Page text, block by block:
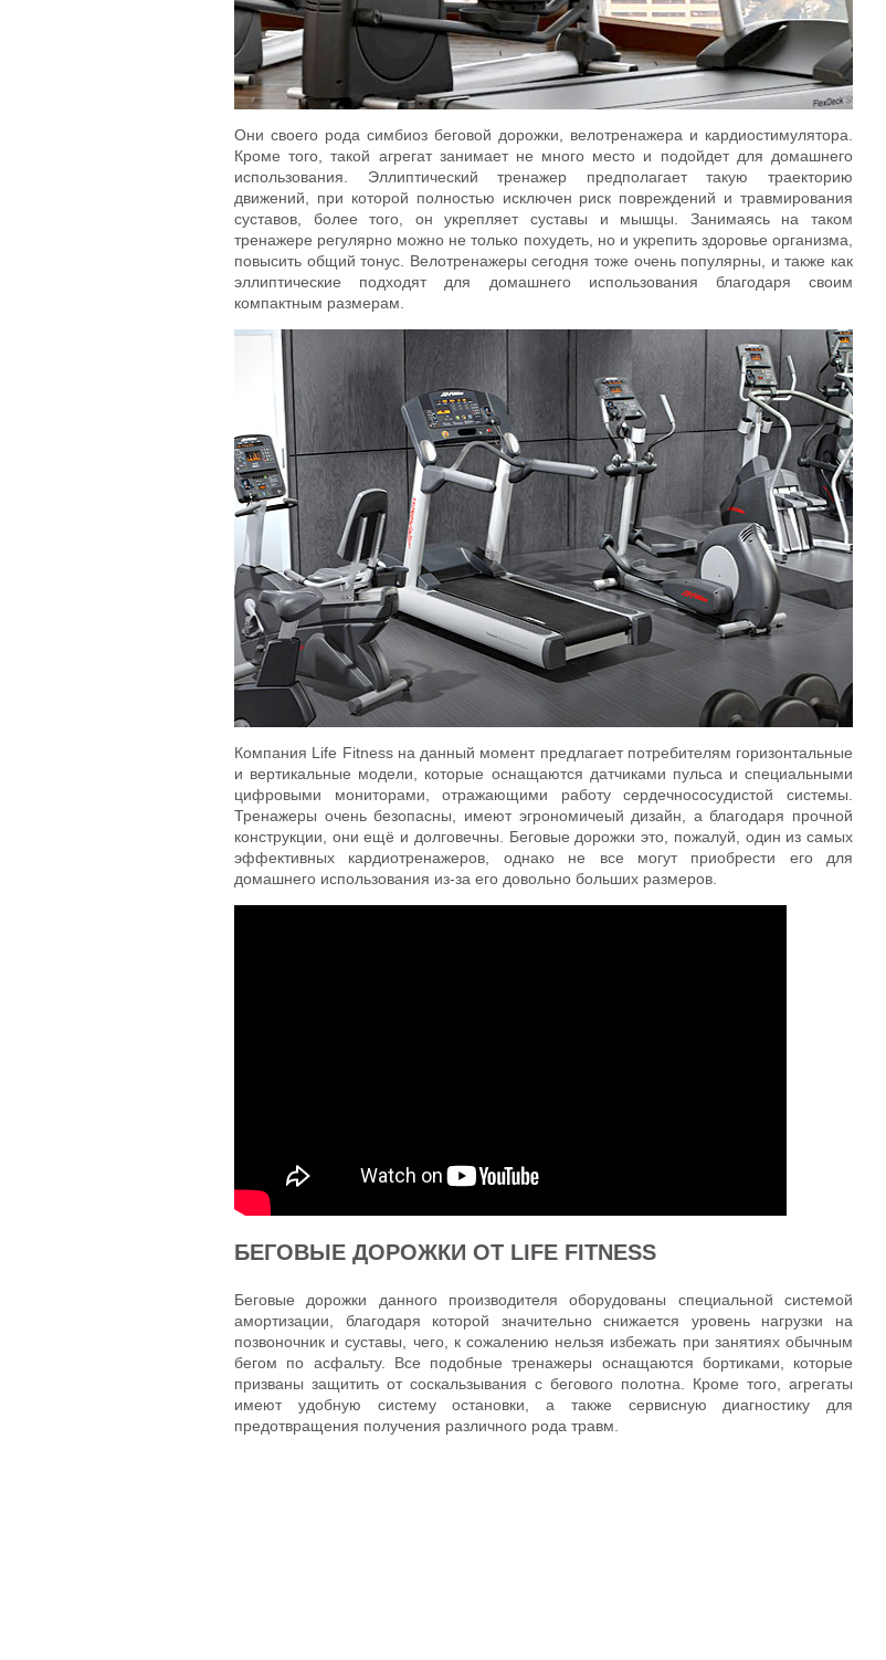
Они своего рода симбиоз беговой дорожки, велотренажера и кардиостимулятора.
Кроме того, такой агрегат занимает не много место и подойдет для домашнего
использования. Эллиптический тренажер предполагает такую траекторию
движений, при которой полностью исключен риск повреждений и травмирования
суставов, более того, он укрепляет суставы и мышцы. Занимаясь на таком
тренажере регулярно можно не только похудеть, но и укрепить здоровье организма,
повысить общий тонус. Велотренажеры сегодня тоже очень популярны, и также как
эллиптические подходят для домашнего использования благодаря своим
компактным размерам.
Компания Life Fitness на данный момент предлагает потребителям горизонтальные
и вертикальные модели, которые оснащаются датчиками пульса и специальными
цифровыми мониторами, отражающими работу сердечнососудистой системы.
Тренажеры очень безопасны, имеют эгрономичеый дизайн, а благодаря прочной
конструкции, они ещё и долговечны. Беговые дорожки это, пожалуй, один из самых
эффективных кардиотренажеров, однако не все могут приобрести его для
домашнего использования из-за его довольно больших размеров.
БЕГОВЫЕ ДОРОЖКИ ОТ LIFE FITNESS
Беговые дорожки данного производителя оборудованы специальной системой
амортизации, благодаря которой значительно снижается уровень нагрузки на
позвоночник и суставы, чего, к сожалению нельзя избежать при занятиях обычным
бегом по асфальту. Все подобные тренажеры оснащаются бортиками, которые
призваны защитить от соскальзывания с бегового полотна. Кроме того, агрегаты
имеют удобную систему остановки, а также сервисную диагностику для
предотвращения получения различного рода травм.